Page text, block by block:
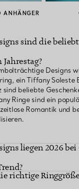
ANHÄNGER
sind die
Designs
ein Tiffany Soleste
sind beliebte
Ringe sind ein
Romantik und
liegen 2026 bei
richtige